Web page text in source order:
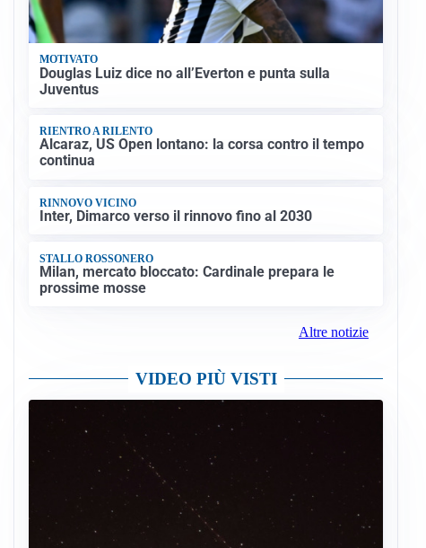
MOTIVATO
Douglas Luiz dice no all’Everton e punta sulla
Juventus
RIENTRO A RILENTO
Alcaraz, US Open lontano: la corsa contro il tempo
continua
RINNOVO VICINO
Inter, Dimarco verso il rinnovo fino al 2030
STALLO ROSSONERO
Milan, mercato bloccato: Cardinale prepara le
prossime mosse
Altre notizie
VIDEO PIÙ VISTI